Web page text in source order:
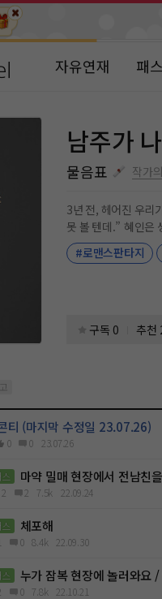
자유연재 패
남주가
물음표 작가
3년 전, 헤어진 우리가 이상하
못 볼 텐데.” 혜인은 생각했다. 거짓말만 하는 남자
에선 꿀이 뚝뚝 떨어
까.” * “나는 퀸이랑 헤어진 적 없어.” * "사실 널 잃을까봐, 그게 두려운거야 난." "……거짓말." "……난 너한테 항상 진심이었다는 것만 알아둬." #다정남 #능#로맨스판타지
구독 0 추천
티 (마지막 수정일 23.07.26)
0 0 23.07.26
마약 밀매 현장에서 전남친
2 2 7.5k 22.09.24
체포해
0 8.4k 22.09.30
누가 잠복 현장에 놀러와요
0 7.8k 22.10.21